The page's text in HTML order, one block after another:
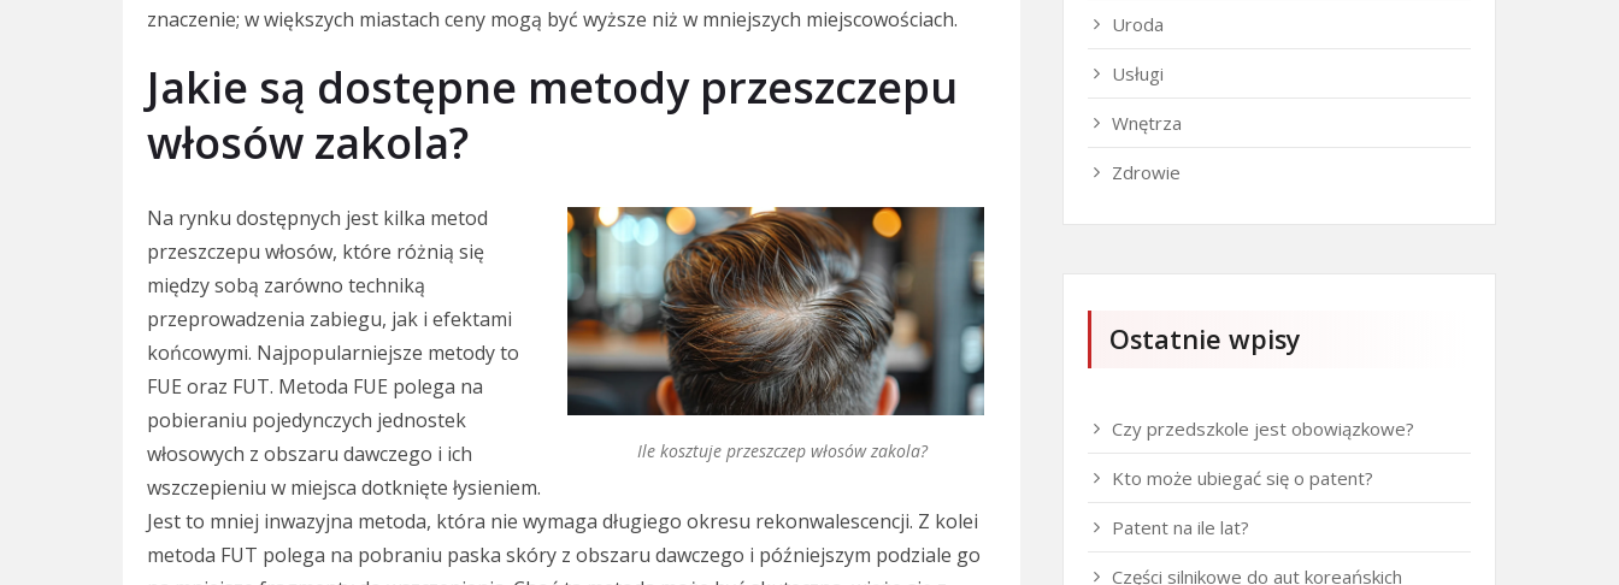
znaczenie; w większych miastach ceny mogą być wyższe niż w mniejszych miejscowościach.
Jakie są dostępne metody przeszczepu
włosów zakola?
Ile kosztuje przeszczep włosów zakola?
Na rynku dostępnych jest kilka metod
przeszczepu włosów, które różnią się
między sobą zarówno techniką
przeprowadzenia zabiegu, jak i efektami
końcowymi. Najpopularniejsze metody to
FUE oraz FUT. Metoda FUE polega na
pobieraniu pojedynczych jednostek
włosowych z obszaru dawczego i ich
wszczepieniu w miejsca dotknięte łysieniem.
Jest to mniej inwazyjna metoda, która nie wymaga długiego okresu rekonwalescencji. Z kolei
metoda FUT polega na pobraniu paska skóry z obszaru dawczego i późniejszym podziale go
Uroda
Usługi
Wnętrza
Zdrowie
Ostatnie wpisy
Czy przedszkole jest obowiązkowe?
Kto może ubiegać się o patent?
Patent na ile lat?
Części silnikowe do aut koreańskich